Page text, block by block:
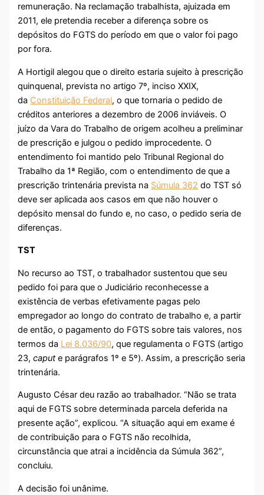
remuneração. Na reclamação trabalhista, ajuizada em
2011, ele pretendia receber a diferença sobre os
depósitos do FGTS do período em que o valor foi pago
por fora.
A Hortigil alegou que o direito estaria sujeito à prescrição
quinquenal, prevista no artigo 7º, inciso XXIX,
da Constituição Federal, o que tornaria o pedido de
créditos anteriores a dezembro de 2006 inviáveis. O
juízo da Vara do Trabalho de origem acolheu a preliminar
de prescrição e julgou o pedido improcedente. O
entendimento foi mantido pelo Tribunal Regional do
Trabalho da 1ª Região, com o entendimento de que a
prescrição trintenária prevista na Súmula 362 do TST só
deve ser aplicada aos casos em que não houver o
depósito mensal do fundo e, no caso, o pedido seria de
diferenças.
TST
No recurso ao TST, o trabalhador sustentou que seu
pedido foi para que o Judiciário reconhecesse a
existência de verbas efetivamente pagas pelo
empregador ao longo do contrato de trabalho e, a partir
de então, o pagamento do FGTS sobre tais valores, nos
termos da Lei 8.036/90, que regulamenta o FGTS (artigo
23,capute parágrafos 1º e 5º). Assim, a prescrição seria
trintenária.
Augusto César deu razão ao trabalhador. “Não se trata
aqui de FGTS sobre determinada parcela deferida na
presente ação”, explicou. “A situação aqui em exame é
de contribuição para o FGTS não recolhida,
circunstância que atrai a incidência da Súmula 362”,
concluiu.
A decisão foi unânime.